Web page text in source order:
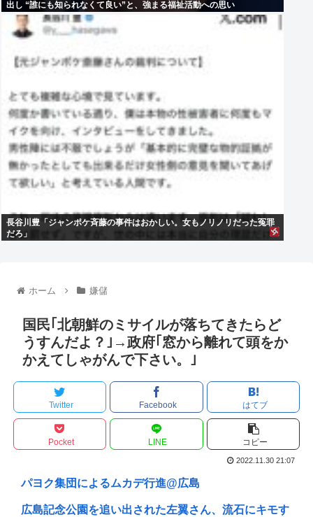
出し “誰にも知られなくて良い”と、強まる福祉活動への思い
長谷川豊「ジャンポケ斉藤の事件はおかしい。女もノリノリだった冤罪
だろ」
ホーム 嫌儲
国民｢北朝鮮のミサイルが落ちてきたらど
うすんだよ？｣→政府｢窓から離れて頭をか
かえてしゃがんで下さい。｣
Twitter Facebook はてブ
Pocket LINE コピー
2022.11.30 21:07
パヨク集団によるムカデ行進@広島
広島記念公園を追い出された左翼さん、流石にキモす